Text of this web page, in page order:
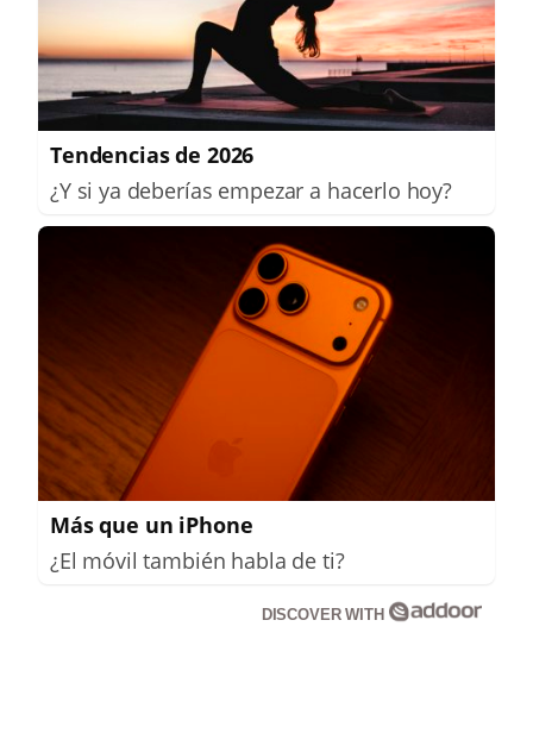
Tendencias de 2026
¿Y si ya deberías empezar a hacerlo hoy?
Más que un iPhone
¿El móvil también habla de ti?
DISCOVER WITH